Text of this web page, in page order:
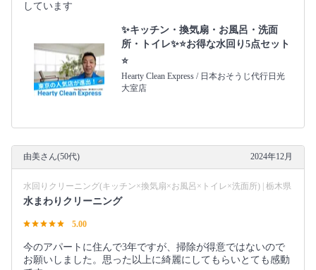
しています
✨キッチン・換気扇・お風呂・洗面
所・トイレ✨⭐️お得な水回り5点セット
⭐️
Hearty Clean Express / 日本おそうじ代行日光
大室店
由美さん(50代) 2024年12月
水回りクリーニング(キッチン×換気扇×お風呂×トイレ×洗面所) | 栃木県
水まわりクリーニング
5.00
今のアパートに住んで3年ですが、掃除が得意ではないので
お願いしました。思った以上に綺麗にしてもらいとても感動